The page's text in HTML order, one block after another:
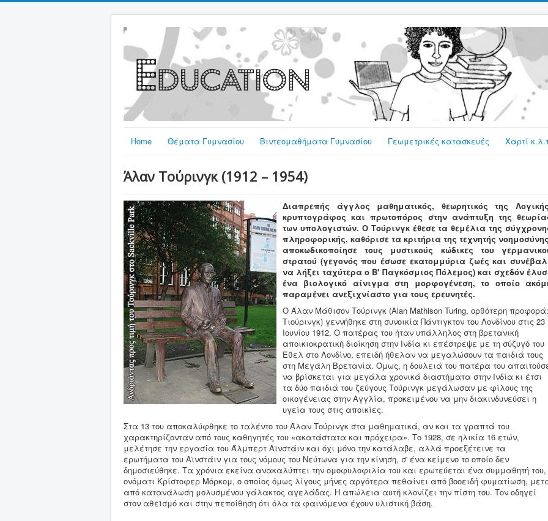
Home Θέματα Γυμνασίου Βιντεομαθήματα Γυμνασίου Γεωμετρικές κατασκευές Χαρτί
Άλαν Τούρινγκ (1912 – 1954)
Διαπρεπής άγγλος μαθηματικός, θεωρητικός της
κρυπτογράφος και πρωτοπόρος στην ανάπτυξη της
των υπολογιστών. Ο Τούρινγκ έθεσε τα θεμέλια της
πληροφορικής, καθόρισε τα κριτήρια της τεχνητής
αποκωδικοποίησε τους μυστικούς κώδικες του
στρατού (γεγονός που έσωσε εκατομμύρια ζωές και
να λήξει ταχύτερα ο Β' Παγκόσμιος Πόλεμος) και σχεδόν
ένα βιολογικό αίνιγμα στη μορφογένεση, το οποίο
παραμένει ανεξιχνίαστο για τους ερευνητές.
Ο Άλαν Μάθισον Τούρινγκ (Alan Mathison Turing, ορθότερη προφορά:
Τιούρινγκ) γεννήθηκε στη συνοικία Πάντιγκτον του Λονδίνου στις 23
Ιουνίου 1912. Ο πατέρας του ήταν υπάλληλος στη βρετανική
αποικιοκρατική διοίκηση στην Ινδία κι επέστρεψε με τη σύζυγό του
Έθελ στο Λονδίνο, επειδή ήθελαν να μεγαλώσουν τα παιδιά τους
στη Μεγάλη Βρετανία. Όμως, η δουλειά του πατέρα του
να βρίσκεται για μεγάλα χρονικά διαστήματα στην Ινδία κι έτσι
τα δύο παιδιά του ζεύγους Τούρινγκ μεγάλωσαν με φίλους της
οικογένειας στην Αγγλία, προκειμένου να μην διακινδυνεύσει η
υγεία τους στις αποικίες.
Στα 13 του αποκαλύφθηκε το ταλέντο του Άλαν Τούρινγκ στα μαθηματικά, αν και τα γραπτά του
χαρακτηρίζονταν από τους καθηγητές του «ακατάστατα και πρόχειρα». Το 1928, σε ηλικία 16 ετών,
μελέτησε την εργασία του Άλμπερτ Αϊνστάιν και όχι μόνο την κατάλαβε, αλλά προεξέτεινε τα
ερωτήματα του Αϊνστάιν για τους νόμους του Νεύτωνα για την κίνηση, σ' ένα κείμενο το οποίο δεν
δημοσιεύθηκε. Τα χρόνια εκείνα ανακαλύπτει την ομοφυλοφιλία του και ερωτεύεται ένα συμμαθητή του,
ονόματι Κρίστοφερ Μόρκομ, ο οποίος όμως λίγους μήνες αργότερα πεθαίνει από βοοειδή φυματίωση,
από κατανάλωση μολυσμένου γάλακτος αγελάδας. Η απώλεια αυτή κλονίζει την πίστη του. Τον οδηγεί
στον αθεϊσμό και στην πεποίθηση ότι όλα τα φαινόμενα έχουν υλιστική βάση.